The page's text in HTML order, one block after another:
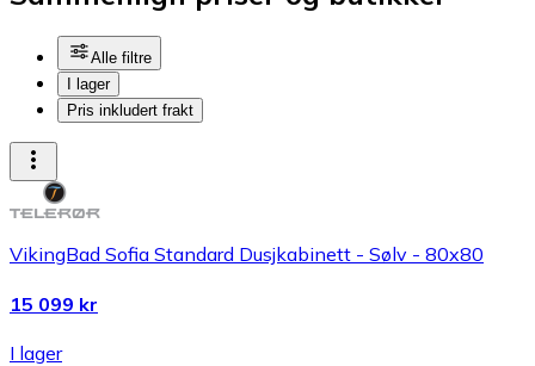
Alle filtre
I lager
Pris inkludert frakt
VikingBad Sofia Standard Dusjkabinett - Sølv - 80x80
15 099 kr
I lager